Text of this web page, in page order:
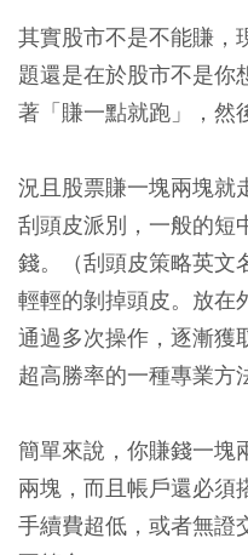
其實股市不是不能賺，
題還是在於股市不是你
著「賺一點就跑」，然
況且股票賺一塊兩塊就
刮頭皮派別，一般的短
錢。（刮頭皮策略英文
輕輕的剝掉頭皮。放在
通過多次操作，逐漸獲
超高勝率的一種專業方
簡單來說，你賺錢一塊
兩塊，而且帳戶還必須
手續費超低，或者無證